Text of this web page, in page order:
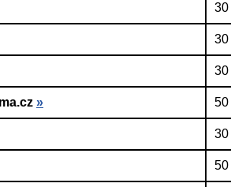
30
30
30
» 50
30
50